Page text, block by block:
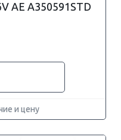
AE A350591STD
и цену